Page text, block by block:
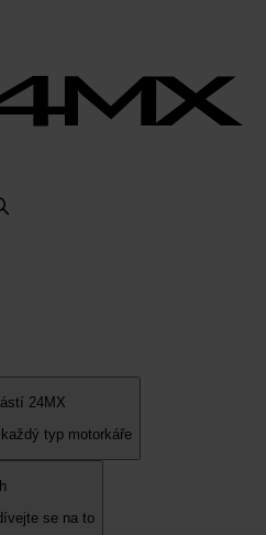
24MX
typ motorkáře
se na to